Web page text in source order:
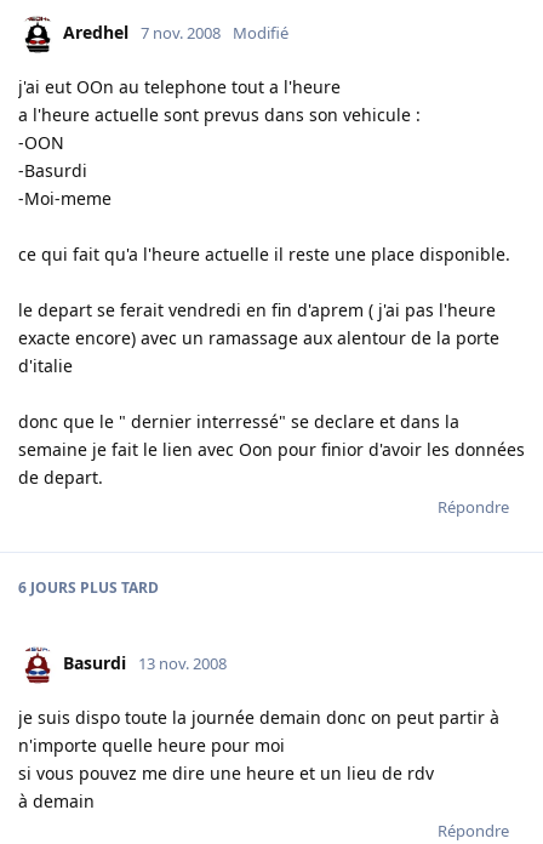
Aredhel 7 nov. 2008 Modifié
j'ai eut OOn au telephone tout a l'heure
a l'heure actuelle sont prevus dans son vehicule :
-OON
-Basurdi
-Moi-meme
ce qui fait qu'a l'heure actuelle il reste une place disponible.
le depart se ferait vendredi en fin d'aprem ( j'ai pas l'heure
exacte encore) avec un ramassage aux alentour de la porte
d'italie
donc que le " dernier interressé" se declare et dans la
semaine je fait le lien avec Oon pour finior d'avoir les données
de depart.
Répondre
6 JOURS PLUS TARD
Basurdi 13 nov. 2008
je suis dispo toute la journée demain donc on peut partir à
n'importe quelle heure pour moi
si vous pouvez me dire une heure et un lieu de rdv
à demain
Répondre